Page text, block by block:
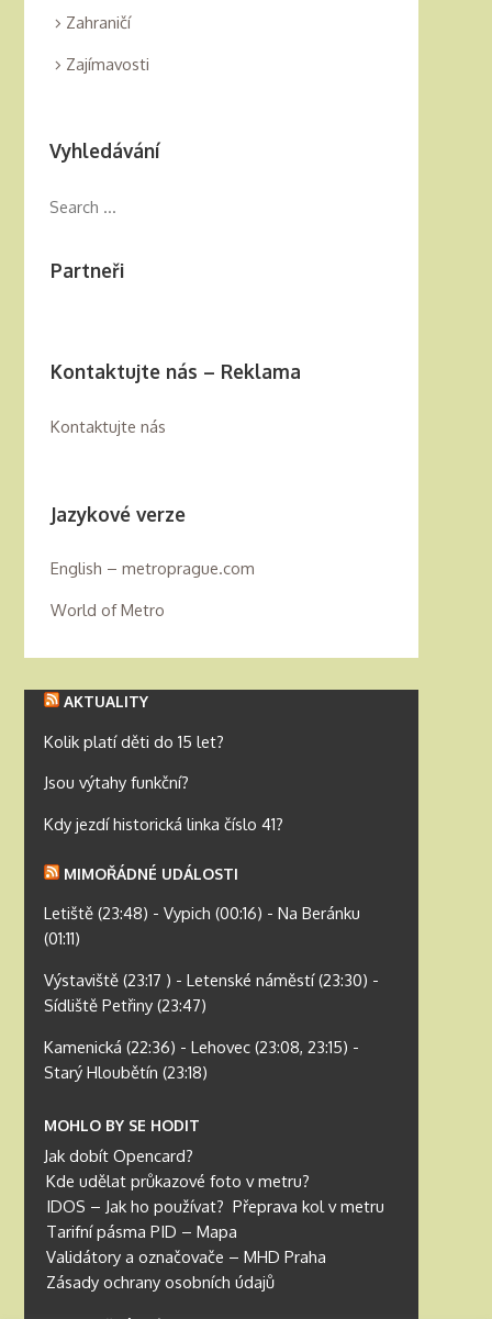
Zahraničí
Zajímavosti
Vyhledávání
Partneři
Kontaktujte nás – Reklama
Kontaktujte nás
Jazykové verze
English – metroprague.com
World of Metro
AKTUALITY
Kolik platí děti do 15 let?
Jsou výtahy funkční?
Kdy jezdí historická linka číslo 41?
MIMOŘÁDNÉ UDÁLOSTI
Letiště (23:48) - Vypich (00:16) - Na Beránku
(01:11)
Výstaviště (23:17 ) - Letenské náměstí (23:30) -
Sídliště Petřiny (23:47)
Kamenická (22:36) - Lehovec (23:08, 23:15) -
Starý Hloubětín (23:18)
MOHLO BY SE HODIT
Jak dobít Opencard?
Kde udělat průkazové foto v metru?
IDOS – Jak ho používat? Přeprava kol v metru
Tarifní pásma PID – Mapa
Validátory a označovače – MHD Praha
Zásady ochrany osobních údajů